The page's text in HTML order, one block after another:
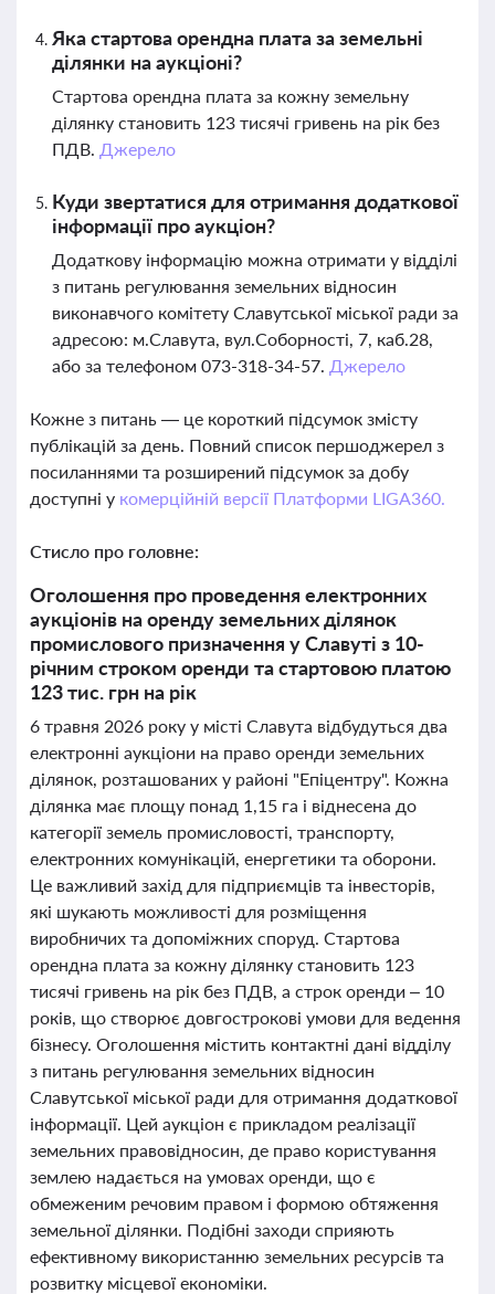
Яка стартова орендна плата за земельні
ділянки на аукціоні?
Стартова орендна плата за кожну земельну
ділянку становить 123 тисячі гривень на рік без
ПДВ. Джерело
Куди звертатися для отримання додаткової
інформації про аукціон?
Додаткову інформацію можна отримати у відділі
з питань регулювання земельних відносин
виконавчого комітету Славутської міської ради за
адресою: м.Славута, вул.Соборності, 7, каб.28,
або за телефоном 073-318-34-57. Джерело
Кожне з питань — це короткий підсумок змісту
публікацій за день. Повний список першоджерел з
посиланнями та розширений підсумок за добу
доступні у комерційній версії Платформи LIGA360.
Стисло про головне:
Оголошення про проведення електронних
аукціонів на оренду земельних ділянок
промислового призначення у Славуті з 10-
річним строком оренди та стартовою платою
123 тис. грн на рік
6 травня 2026 року у місті Славута відбудуться два
електронні аукціони на право оренди земельних
ділянок, розташованих у районі "Епіцентру". Кожна
ділянка має площу понад 1,15 га і віднесена до
категорії земель промисловості, транспорту,
електронних комунікацій, енергетики та оборони.
Це важливий захід для підприємців та інвесторів,
які шукають можливості для розміщення
виробничих та допоміжних споруд. Стартова
орендна плата за кожну ділянку становить 123
тисячі гривень на рік без ПДВ, а строк оренди – 10
років, що створює довгострокові умови для ведення
бізнесу. Оголошення містить контактні дані відділу
з питань регулювання земельних відносин
Славутської міської ради для отримання додаткової
інформації. Цей аукціон є прикладом реалізації
земельних правовідносин, де право користування
землею надається на умовах оренди, що є
обмеженим речовим правом і формою обтяження
земельної ділянки. Подібні заходи сприяють
ефективному використанню земельних ресурсів та
розвитку місцевої економіки.